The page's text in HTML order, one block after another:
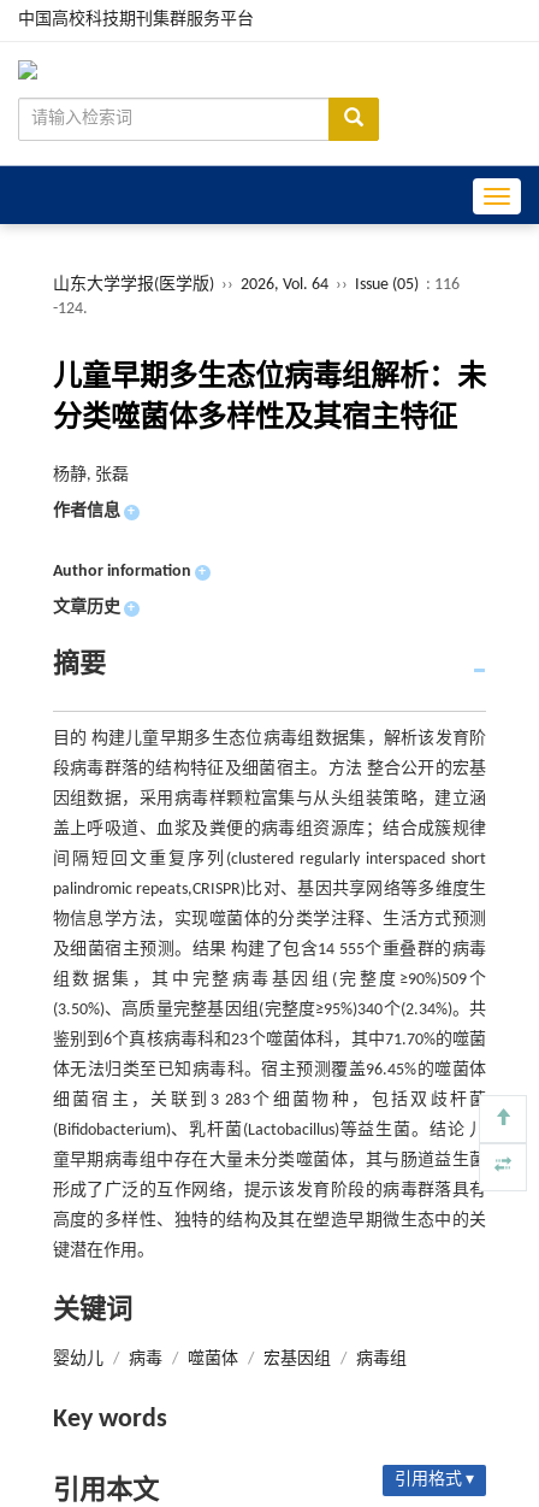
中国高校科技期刊集群服务平台
山东大学学报(医学版) ›› 2026, Vol. 64 ›› Issue (05) : 116
-124.
儿童早期多生态位病毒组解析：未
分类噬菌体多样性及其宿主特征
杨静, 张磊
作者信息 +
Author information +
文章历史 +
摘要
目的 构建儿童早期多生态位病毒组数据集，解析该发育阶
段病毒群落的结构特征及细菌宿主。方法 整合公开的宏基
因组数据，采用病毒样颗粒富集与从头组装策略，建立涵
盖上呼吸道、血浆及粪便的病毒组资源库；结合成簇规律
间隔短回文重复序列(clustered regularly interspaced short
palindromic repeats,CRISPR)比对、基因共享网络等多维度生
物信息学方法，实现噬菌体的分类学注释、生活方式预测
及细菌宿主预测。结果 构建了包含14 555个重叠群的病毒
组数据集，其中完整病毒基因组(完整度≥90%)509个
(3.50%)、高质量完整基因组(完整度≥95%)340个(2.34%)。共
鉴别到6个真核病毒科和23个噬菌体科，其中71.70%的噬菌
体无法归类至已知病毒科。宿主预测覆盖96.45%的噬菌体
细菌宿主，关联到3 283个细菌物种，包括双歧杆菌
(Bifidobacterium)、乳杆菌(Lactobacillus)等益生菌。结论 儿
童早期病毒组中存在大量未分类噬菌体，其与肠道益生菌
形成了广泛的互作网络，提示该发育阶段的病毒群落具有
高度的多样性、独特的结构及其在塑造早期微生态中的关
键潜在作用。
关键词
婴幼儿 / 病毒 / 噬菌体 / 宏基因组 / 病毒组
Key words
引用本文 引用格式 ▾